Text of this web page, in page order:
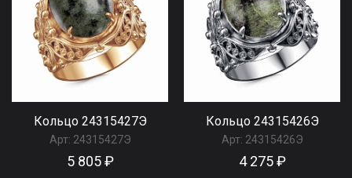
Кольцо 24315427Э
Арт: 24315427Э
5 805 ₽
Кольцо 24315426Э
Арт: 24315426Э
4 275 ₽